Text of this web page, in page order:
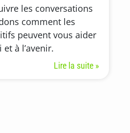
les conversations
comment les
peuvent vous aider
à l’avenir.
Lire la suite »